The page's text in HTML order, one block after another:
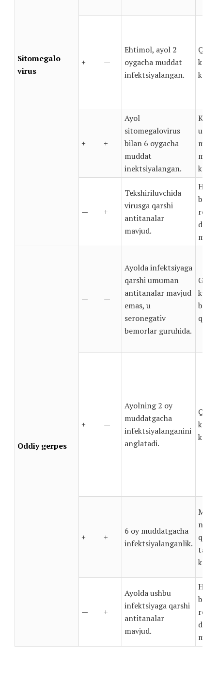
Sitomegalo-
virus
+ —
Ehtimol, ayol 2
oygacha muddat
infektsiyalangan.
+ +
Ayol
sitomegalovirus
bilan 6 oygacha
muddat
inektsiyalangan.
— +
Tekshiriluvchida
virusga qarshi
antitanalar
mavjud.
Oddiy gerpes
— —
Ayolda infektsiyaga
qarshi umuman
antitanalar mavjud
emas, u
seronegativ
bemorlar guruhida.
bilan
+ —
Ayolning 2 oy
muddatgacha
infektsiyalanganini
anglatadi.
+ +
6 oy muddatgacha
infektsiyalanganlik.
— +
Ayolda ushbu
infektsiyaga qarshi
antitanalar
mavjud.